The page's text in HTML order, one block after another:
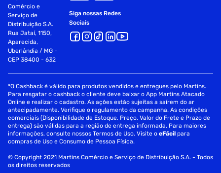
Comércio e
Serviço de
Distribuição S.A.
Rua Jataí, 1150,
Aparecida,
Uberlândia / MG -
CEP 38400 - 632
Siga nossas Redes
Sociais
*O Cashback é válido para produtos vendidos e entregues pelo Martins.
Para resgatar o cashback o cliente deve baixar o App Martins Atacado
Online e realizar o cadastro. As ações estão sujeitas a saírem do ar
antecipadamente. Verifique o regulamento da campanha. As condições
comerciais (Disponibilidade de Estoque, Preço, Valor do Frete e Prazo de
entrega) são válidas para a região de entrega informada. Para maiores
informações, consulte nossos Termos de Uso. Visite oeFácil para
compras de Uso e Consumo de Pessoa Física.
© Copyright 2021 Martins Comércio e Serviço de Distribuição S.A. - Todos
os direitos reservados